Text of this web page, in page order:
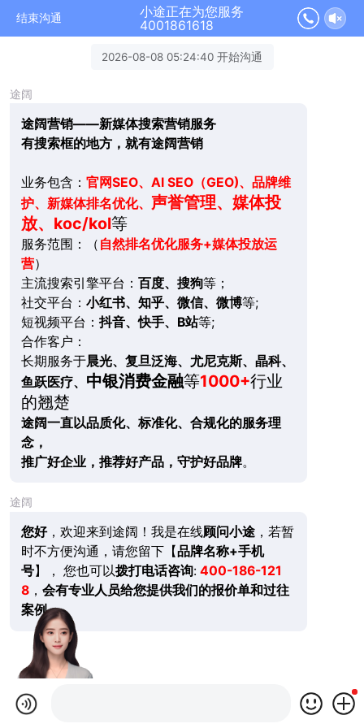
结束沟通
小途正在为您服务
4001861618
2026-08-08 05:24:40 开始沟通
途阔
途阔营销——新媒体搜索营销服务
有搜索框的地方，就有途阔营销
业务包含： 官网SEO、AI SEO（GEO)、品牌维
护、新媒体排名优化、 声誉管理、媒体投
放、koc/kol等
服务范围：（ 自然排名优化服务+媒体投放运
营）
主流搜索引擎平台： 百度、搜狗等；
社交平台： 小红书、知乎、微信、微博等;
短视频平台：抖音、快手、B站等;
合作客户：
长期服务于晨光、复旦泛海、尤尼克斯、晶科、
鱼跃医疗、 中银消费金融等1000+行业
的翘楚
途阔一直以品质化、标准化、合规化的服务理
念，
推广好企业，推荐好产品，守护好品牌。
途阔
您好，欢迎来到途阔！我是在线顾问小途，若暂
时不方便沟通，请您留下【品牌名称+手机
号】， 您也可以拨打电话咨询: 400-186-121
8， 会有专业人员给您提供我们的报价单和过往
案例。